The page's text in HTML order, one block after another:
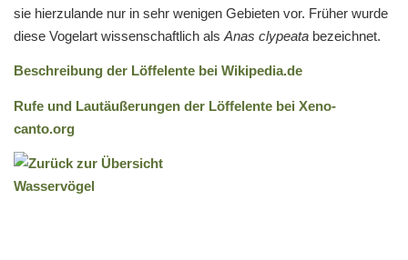
sie hierzulande nur in sehr wenigen Gebieten vor. Früher wurde
diese Vogelart wissenschaftlich als Anas clypeata bezeichnet.
Beschreibung der Löffelente bei Wikipedia.de
Rufe und Lautäußerungen der Löffelente bei Xeno-
canto.org